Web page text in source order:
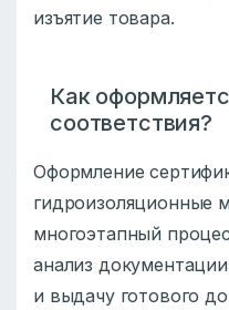
изъятие товара.
Как
соответствия?
Оформление
гидроизоляционные
многоэтапный
анализ
и выдачу готового